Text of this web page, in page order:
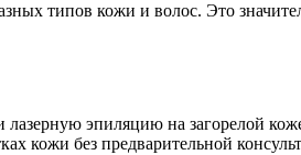
типов кожи и волос. Это
эпиляцию на загорелой
кожи без предварительной